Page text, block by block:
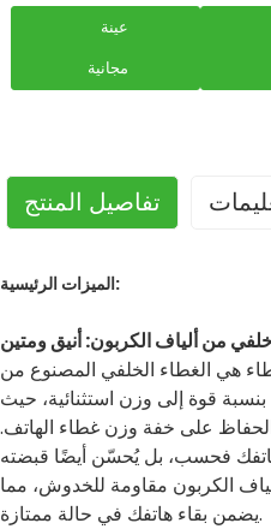
عينة
مجانية
تفاصيل المنتج
الميزات الرئيسية:
من ألياف الكربون: أنيق ومتين
هي الغطاء الخلفي المصنوع من
بنسبة قوة إلى وزن استثنائية، حيث
على خفة وزن غطاء الهاتف.
فحسب، بل يُحسّن أيضًا قبضته
الكربون مقاومة للخدوش، مما
يضمن بقاء هاتفك في حالة ممتازة.